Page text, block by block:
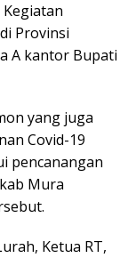
Provinsi
A kantor Bupati
yang juga
Covid-19
pencanangan
Mura
Ketua RT,